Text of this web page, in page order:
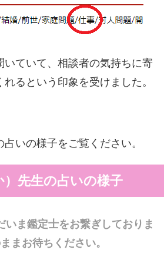
いていて、相談者の気持ちに寄
るという印象を受けました。
いの様子をご覧ください。
先生の占いの様子
いま鑑定士をお繋ぎしておりま
まお待ちください。